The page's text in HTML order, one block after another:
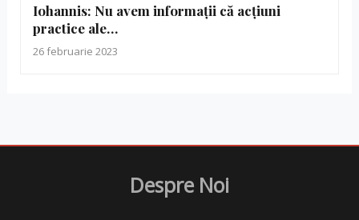
Iohannis: Nu avem informații că acțiuni
practice ale…
26 februarie 2023
Despre Noi